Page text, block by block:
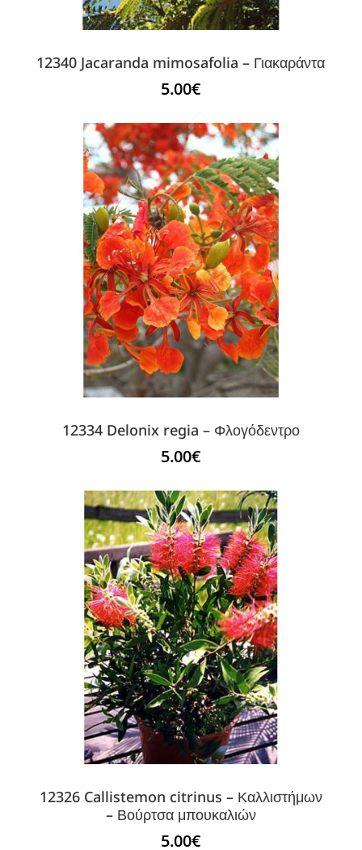
12340 Jacaranda mimosafolia – Γιακαράντα
5.00€
12334 Delonix regia – Φλογόδεντρο
5.00€
12326 Callistemon citrinus – Καλλιστήμων
– Βούρτσα μπουκαλιών
5.00€